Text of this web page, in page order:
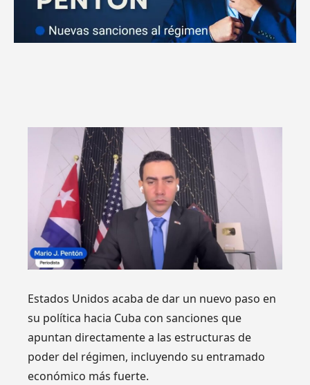
Estados Unidos acaba de dar un nuevo paso en
su política hacia Cuba con sanciones que
apuntan directamente a las estructuras de
poder del régimen, incluyendo su entramado
económico más fuerte.